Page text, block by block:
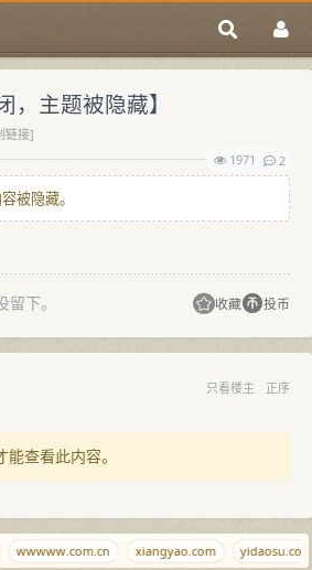
，主题被隐藏】
链接]
1971
2
被隐藏。
下。 收藏 投币
只看楼主 正序
能查看此内容。
wwwww.com.cn xiangyao.com yidaosu.com